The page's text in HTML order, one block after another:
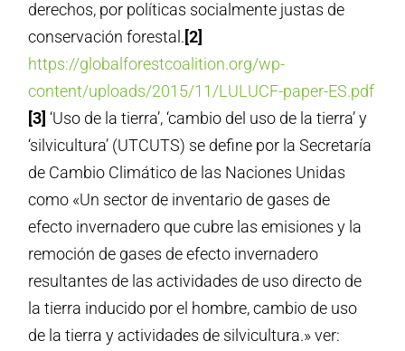
derechos, por políticas socialmente justas de
conservación forestal.[2]
https://globalforestcoalition.org/wp-
content/uploads/2015/11/LULUCF-paper-ES.pdf
[3]‘Uso de la tierra’, ‘cambio del uso de la tierra’ y
‘silvicultura’ (UTCUTS) se define por la Secretaría
de Cambio Climático de las Naciones Unidas
como «Un sector de inventario de gases de
efecto invernadero que cubre las emisiones y la
remoción de gases de efecto invernadero
resultantes de las actividades de uso directo de
la tierra inducido por el hombre, cambio de uso
de la tierra y actividades de silvicultura.» ver: